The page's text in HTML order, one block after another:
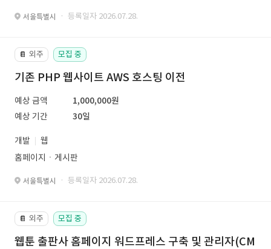
서울특별시 · 등록일자 2026.07.28.
📔 외주 모집 중
기존 PHP 웹사이트 AWS 호스팅 이전
예상 금액
1,000,000원
예상 기간
30일
개발
웹
홈페이지ㆍ게시판
서울특별시 · 등록일자 2026.07.28.
📔 외주 모집 중
웹툰 출판사 홈페이지 워드프레스 구축 및 관리자(CM